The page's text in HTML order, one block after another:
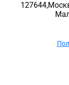
127644,